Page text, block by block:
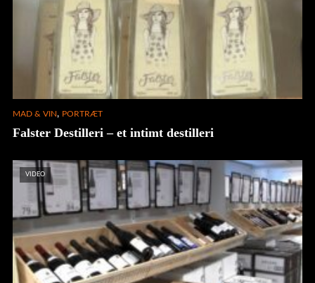
MAD & VIN, PORTRÆT
Falster Destilleri – et intimt destilleri
VIDEO